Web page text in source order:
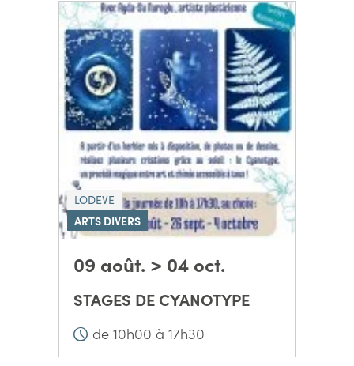
LODEVE
ARTS DIVERS
09 août. > 04 oct.
STAGES DE CYANOTYPE
de 10h00 à 17h30